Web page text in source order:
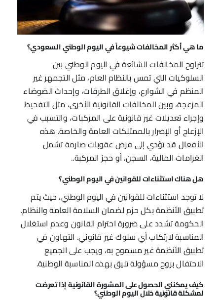
ما هي أكثر المخالفات شيوعاً في اليوم الوطني السعودي؟
تتراوح المخالفات الشائعة في اليوم الوطني بين
السلوكيات التي تمس بالنظام العام، مثل التجمهر غير
المنظم في الشوارع، وإغلاق الطرقات، وإحداث الضوضاء
المزعجة، وبين المخالفات القانونية الأخرى، مثل التفحيط
وإجراء تعديلات غير قانونية على المركبات، والتسبب في
الإزعاج أو الإضرار بالممتلكات العامة والخاصة. هذه
الأفعال قد تؤدي إلى فرض عقوبات صارمة تشمل
الغرامات المالية، السجن، أو حجز المركبة..
هل هناك استثناءات للقوانين في اليوم الوطني؟
لا توجد استثناءات للقوانين في اليوم الوطني، حيث يتم
تطبيق الأنظمة بكل حزم لضمان السلامة العامة والنظام.
الحكومة تشدد على ضرورة احترام القانون وعدم استغلال
المناسبة لارتكاب أي سلوك غير قانوني. التهاون في
تطبيق الأنظمة غير مسموح به، ويجب على الجميع
الاحتفال بروح مسؤولة تليق بهذه المناسبة الوطنية.
كيف يمكنني الحصول على المشورة القانونية إذا تعرضت
لمشكلة قانونية خلال اليوم الوطني؟